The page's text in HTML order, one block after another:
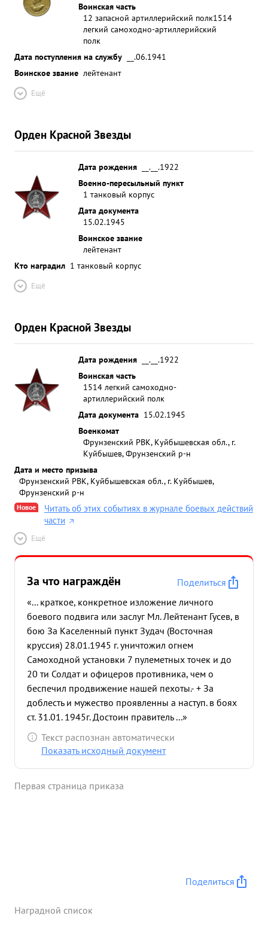
Воинская часть
12 запасной артиллерийский полк1514
легкий самоходно-артиллерийский
полк
Дата поступления на службу
__.06.1941
Воинское звание лейтенант
Ещё
Орден Красной Звезды
Дата рождения
__.__.1922
Военно-пересыльный пункт
1 танковый корпус
Дата документа
15.02.1945
Воинское звание
лейтенант
Кто наградил 1 танковый корпус
Ещё
Орден Красной Звезды
Дата рождения
__.__.1922
Воинская часть
1514 легкий самоходно-
артиллерийский полк
Дата документа 15.02.1945
Военкомат
Фрунзенский РВК, Куйбышевская обл., г.
Куйбышев, Фрунзенский р-н
Дата и место призыва
Фрунзенский РВК, Куйбышевская обл., г. Куйбышев,
Фрунзенский р-н
Новое
Читать об этих событиях в журнале боевых действий
части
Ещё
За что награждён
Поделиться
«... краткое, конкретное изложение личного
боевого подвига или заслуг Мл. Лейтенант Гусев, в
бою За Каселенный пункт Зудач (Восточная
круссия) 28.01.1945 г. уничтожил огнем
Самоходной установки 7 пулеметных точек и до
20 ти Солдат и офицеров противника, чем о
беспечил продвижение нашей пехоты.- + За
доблесть и мужество проявленны а наступ. в боях
ст. 31.01. 1945г. Достоин правитель ...»
Текст распознан автоматически
Показать исходный документ
Первая страница приказа
Поделиться
Наградной список